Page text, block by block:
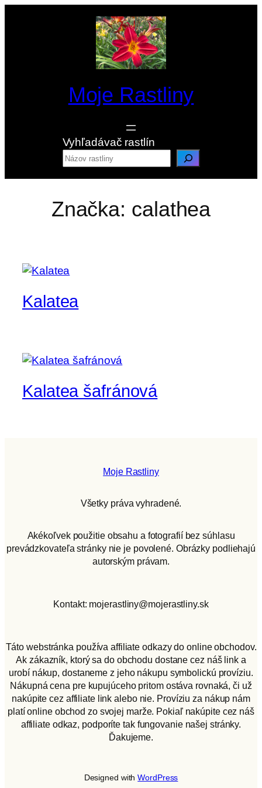
Moje Rastliny
Vyhľadávač rastlín
Značka: calathea
Kalatea
Kalatea šafránová
Moje Rastliny
Všetky práva vyhradené.
Akékoľvek použitie obsahu a fotografií bez súhlasu
prevádzkovateľa stránky nie je povolené. Obrázky podliehajú
autorským právam.
Kontakt: mojerastliny@mojerastliny.sk
Táto webstránka používa affiliate odkazy do online obchodov.
Ak zákazník, ktorý sa do obchodu dostane cez náš link a
urobí nákup, dostaneme z jeho nákupu symbolickú províziu.
Nákupná cena pre kupujúceho pritom ostáva rovnaká, či už
nakúpite cez affiliate link alebo nie. Províziu za nákup nám
platí online obchod zo svojej marže. Pokiaľ nakúpite cez náš
affiliate odkaz, podporíte tak fungovanie našej stránky.
Ďakujeme.
Designed withWordPress